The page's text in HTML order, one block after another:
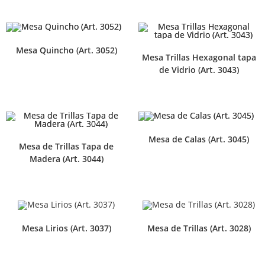
Mesa Quincho (Art. 3052)
Mesa Trillas Hexagonal tapa
de Vidrio (Art. 3043)
Mesa de Trillas Tapa de
Madera (Art. 3044)
Mesa de Calas (Art. 3045)
Mesa Lirios (Art. 3037) Mesa de Trillas (Art. 3028)